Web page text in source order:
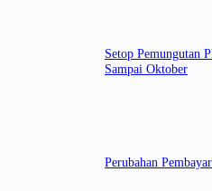
Setop Pemungutan
Sampai Oktober
Perubahan